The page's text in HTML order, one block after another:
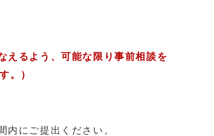
えるよう、可能な限り事前相談を
。）
にご提出ください。